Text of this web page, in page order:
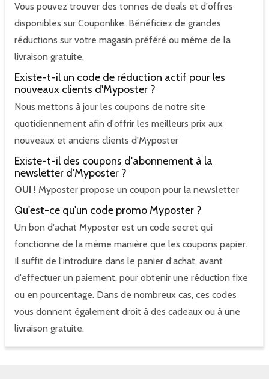
Vous pouvez trouver des tonnes de deals et d'offres
disponibles sur Couponlike. Bénéficiez de grandes
réductions sur votre magasin préféré ou même de la
livraison gratuite.
Existe-t-il un code de réduction actif pour les
nouveaux clients d'Myposter ?
Nous mettons à jour les coupons de notre site
quotidiennement afin d'offrir les meilleurs prix aux
nouveaux et anciens clients d'Myposter
Existe-t-il des coupons d'abonnement à la
newsletter d'Myposter ?
OUI ! Myposter propose un coupon pour la newsletter
Qu'est-ce qu'un code promo Myposter ?
Un bon d'achat Myposter est un code secret qui
fonctionne de la même manière que les coupons papier.
Il suffit de l'introduire dans le panier d'achat, avant
d'effectuer un paiement, pour obtenir une réduction fixe
ou en pourcentage. Dans de nombreux cas, ces codes
vous donnent également droit à des cadeaux ou à une
livraison gratuite.